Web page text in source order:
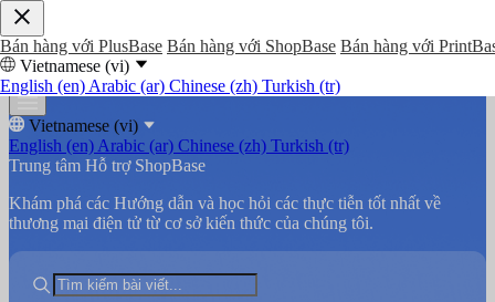
Bán hàng với PlusBase Bán hàng với ShopBase Bán hàng với
Vietnamese (vi)
English (en) Arabic (ar) Chinese (zh) Turkish (tr)
Vietnamese (vi)
English (en) Arabic (ar) Chinese (zh) Turkish (tr)
Trung tâm Hỗ trợ ShopBase
Khám phá các Hướng dẫn và học hỏi các thực tiễn tốt nhất về
thương mại điện tử từ cơ sở kiến thức của chúng tôi.